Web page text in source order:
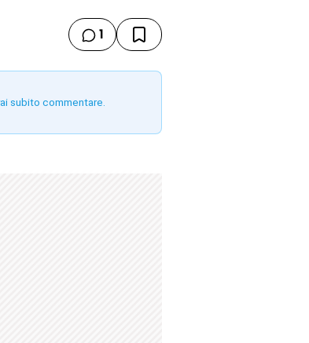
1
subito commentare.